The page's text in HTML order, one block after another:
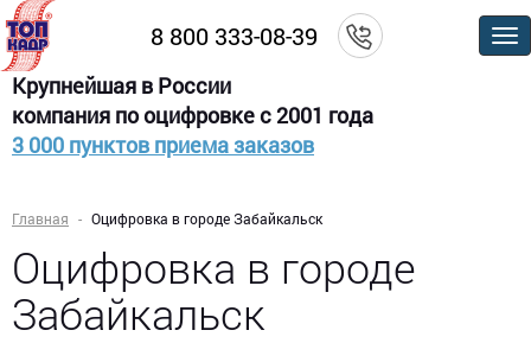
8 800 333-08-39
Крупнейшая в России
компания по оцифровке с 2001 года
3 000 пунктов приема заказов
Главная Оцифровка в городе Забайкальск
Оцифровка в городе
Забайкальск